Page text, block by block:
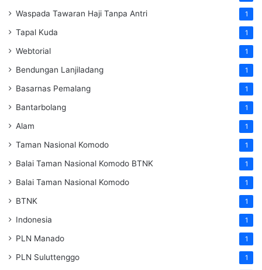
Waspada Tawaran Haji Tanpa Antri 1
Tapal Kuda 1
Webtorial 1
Bendungan Lanjiladang 1
Basarnas Pemalang 1
Bantarbolang 1
Alam 1
Taman Nasional Komodo 1
Balai Taman Nasional Komodo BTNK 1
Balai Taman Nasional Komodo 1
BTNK 1
Indonesia 1
PLN Manado 1
PLN Suluttenggo 1